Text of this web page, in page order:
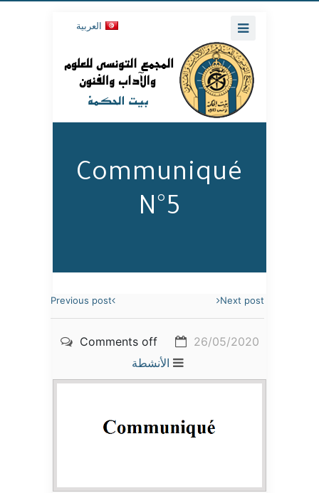
العربية
Communiqué
N°5
Previous post Next post
26/05/2020
Comments off
الأنشطة